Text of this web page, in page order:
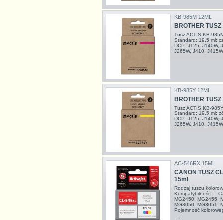
KB-985M 12ML
BROTHER
Tusz ACTIS KB-
Standard; 19,5 ml;
DCP: J125, J140W,
J265W, J410,
KB-985Y 12ML
BROTHER
Tusz ACTIS KB-
Standard; 19,5 ml;
DCP: J125, J140W,
J265W, J410,
AC-546RX 15ML
CANON TUSZ
15ml
Rodzaj tuszu
Kompatybilność:
MG2450, MG2455,
MG3050, MG3051,
Pojemność
...